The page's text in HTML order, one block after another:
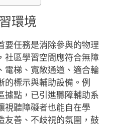
環境
要任務是消除參與的物理
社區學習空間應符合無障
電梯、寬敞通道、適合輪
的標示與輔助設備。例
據點，已引進聽障輔助系
視聽障礙者也能自在學
友善、不歧視的氛圍，鼓